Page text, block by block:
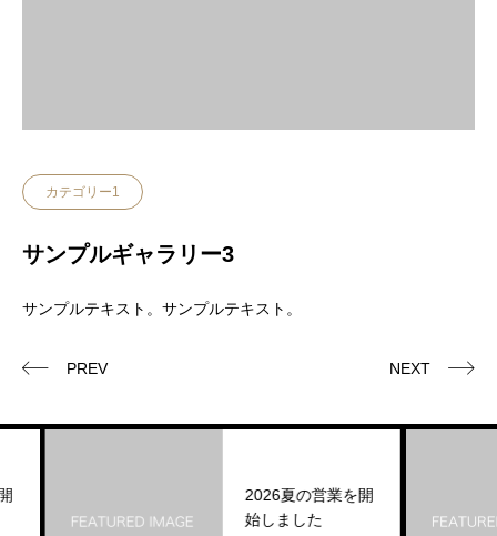
カテゴリー1
サンプルギャラリー3
サンプルテキスト。サンプルテキスト。
PREV NEXT
2026夏の営業を開
始しました